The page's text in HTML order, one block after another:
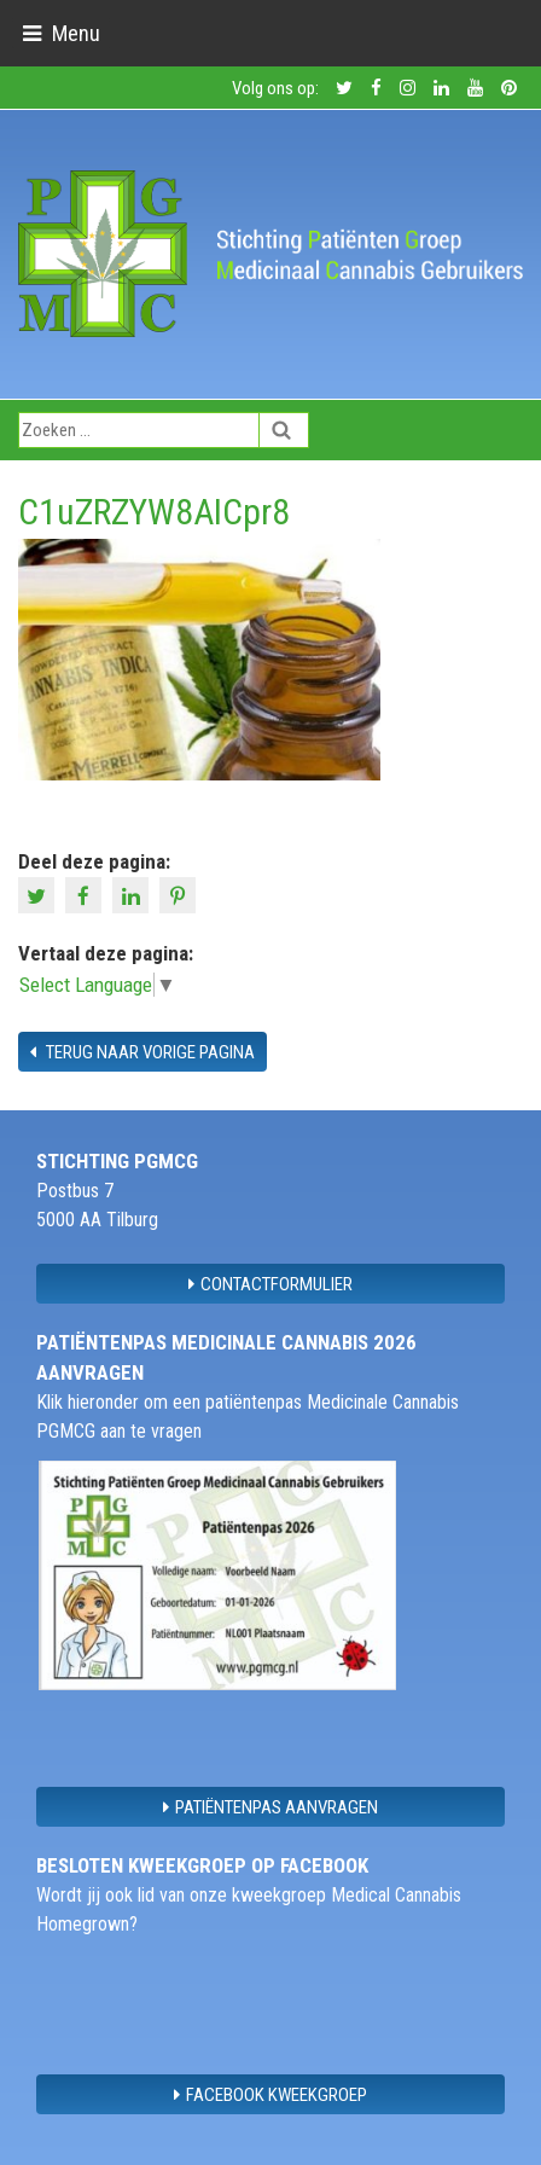
Menu
Volg ons op:
C1uZRZYW8AICpr8
Deel deze pagina:
Vertaal deze pagina:
Select Language ▼
TERUG NAAR VORIGE PAGINA
STICHTING PGMCG
Postbus 7
5000 AA Tilburg
CONTACTFORMULIER
PATIËNTENPAS MEDICINALE CANNABIS 2026
AANVRAGEN
Klik hieronder om een patiëntenpas Medicinale Cannabis
PGMCG aan te vragen
PATIËNTENPAS AANVRAGEN
BESLOTEN KWEEKGROEP OP FACEBOOK
Wordt jij ook lid van onze kweekgroep Medical Cannabis
Homegrown?
FACEBOOK KWEEKGROEP